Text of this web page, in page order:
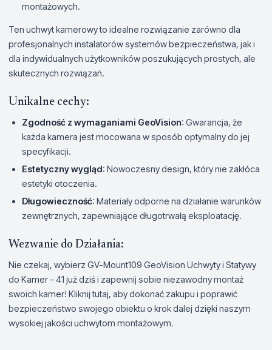
montażowych.
Ten uchwyt kamerowy to idealne rozwiązanie zarówno dla
profesjonalnych instalatorów systemów bezpieczeństwa, jak i
dla indywidualnych użytkowników poszukujących prostych, ale
skutecznych rozwiązań.
Unikalne cechy:
Zgodność z wymaganiami GeoVision: Gwarancja, że
każda kamera jest mocowana w sposób optymalny do jej
specyfikacji.
Estetyczny wygląd: Nowoczesny design, który nie zakłóca
estetyki otoczenia.
Długowieczność: Materiały odporne na działanie warunków
zewnętrznych, zapewniające długotrwałą eksploatację.
Wezwanie do Działania:
Nie czekaj, wybierz GV-Mount109 GeoVision Uchwyty i Statywy
do Kamer - 41 już dziś i zapewnij sobie niezawodny montaż
swoich kamer! Kliknij tutaj, aby dokonać zakupu i poprawić
bezpieczeństwo swojego obiektu o krok dalej dzięki naszym
wysokiej jakości uchwytom montażowym.